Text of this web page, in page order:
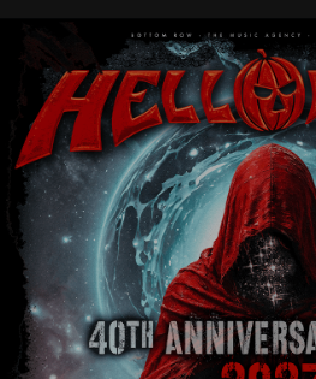
06. August 2027 |